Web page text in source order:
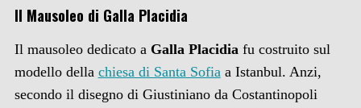
Il Mausoleo di Galla Placidia
Il mausoleo dedicato a Galla Placidiafu costruito sul
modello della chiesa di Santa Sofiaa Istanbul. Anzi,
secondo il disegno di Giustiniano da Costantinopoli